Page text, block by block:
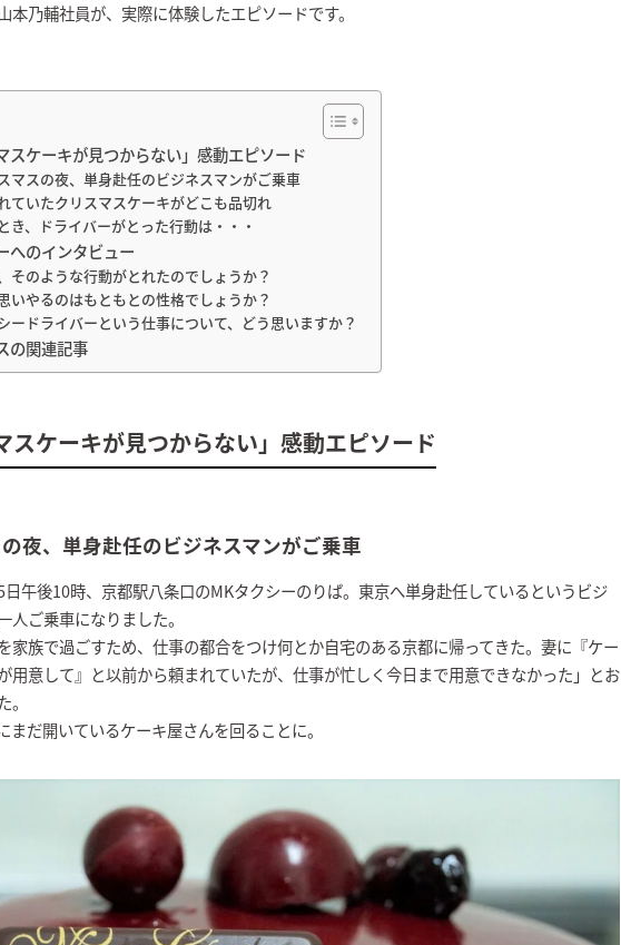
本乃輔社員が、実際に体験したエピソードです。
スケーキが見つからない」感動エピソード
マスの夜、単身赴任のビジネスマンがご乗車
ていたクリスマスケーキがどこも品切れ
き、ドライバーがとった行動は・・・
へのインタビュー
そのような行動がとれたのでしょうか？
いやるのはもともとの性格でしょうか？
ードライバーという仕事について、どう思いますか？
の関連記事
スケーキが見つからない」感動エピソード
夜、単身赴任のビジネスマンがご乗車
午後10時、京都駅八条口のMKタクシーのりば。東京へ単身赴任しているというビジ
人ご乗車になりました。
家族で過ごすため、仕事の都合をつけ何とか自宅のある京都に帰ってきた。妻に『ケー
用意して』と以前から頼まれていたが、仕事が忙しく今日まで用意できなかった」とお
まだ開いているケーキ屋さんを回ることに。